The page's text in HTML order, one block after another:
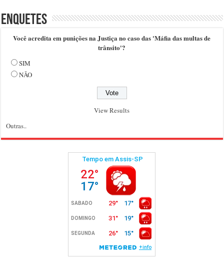
Enquetes
Você acredita em punições na Justiça no caso das 'Máfia das multas de
trânsito'?
SIM
NÃO
View Results
Outras..